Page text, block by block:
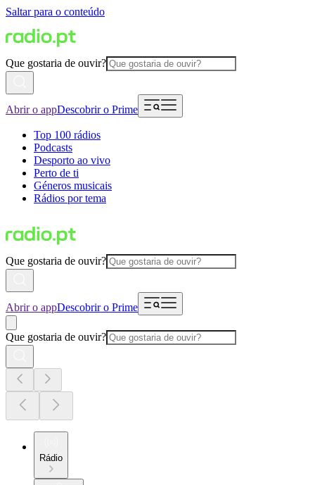
Saltar para o conteúdo
Que gostaria de ouvir?
Abrir o appDescobrir o Prime
Top 100 rádios
Podcasts
Desporto ao vivo
Perto de ti
Géneros musicais
Rádios por tema
Que gostaria de ouvir?
Abrir o appDescobrir o Prime
Que gostaria de ouvir?
Rádio